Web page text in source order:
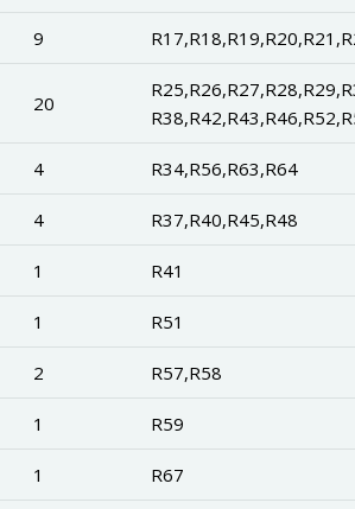
9
20
4 R34,R56,R63,R64
4 R37,R40,R45,R48
1 R41
1 R51
2 R57,R58
1 R59
1 R67